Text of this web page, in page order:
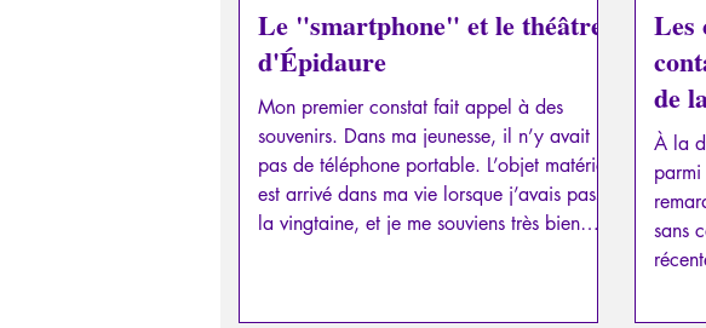
Intelligence artificielle
Le "smartphone" et le théâtre
d'Épidaure
Mon premier constat fait appel à des
souvenirs. Dans ma jeunesse, il n’y avait
pas de téléphone portable. L’objet matériel
est arrivé dans ma vie lorsque j’avais passé
la vingtaine, et je me souviens très bien
Les
de
À la
sans